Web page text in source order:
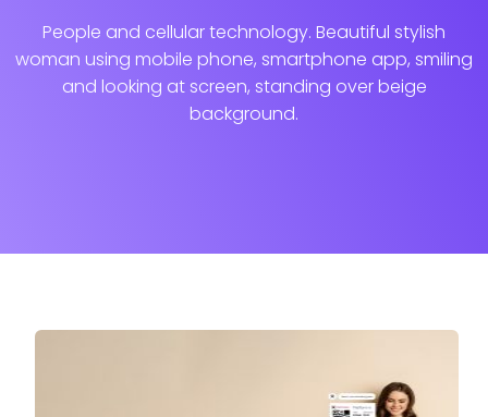
People and cellular technology. Beautiful stylish
woman using mobile phone, smartphone app, smiling
and looking at screen, standing over beige
background.